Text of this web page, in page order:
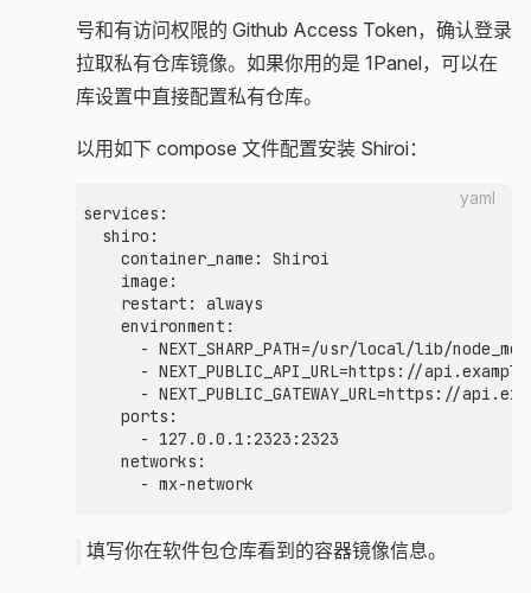
          fi
  build:
    name: Build artifact
    needs: check
if: ${{needs.check.outputs.canceled !=
    outputs:
sha_short: ${{
      branch: ${{ steps.store.outputs.branch }}
    steps:
      - uses: actions/checkout@v4
        with:
          repository: innei-dev/shiroi
          token: ${{ secrets.GH_PAT }}
          fetch-depth: 0
          lfs: true
      - name: Login to Registry
        uses: docker/login-action@v3
          registry: ghcr.io
          username: ${{ github.actor }}
输入账号和有访问权限的 Github Access Token，确认登录
后即可拉取私有仓库镜像。如果你用的是 1Panel，可以在
容器仓库设置中直接配置私有仓库。
你也可以用如下 compose 文件配置安装 Shiroi：
yaml
services:
  shiro:
    container_name: Shiroi
    image:
    restart: always
    environment:
- NEXT_SHARP_PATH=/usr/local/lib/
- NEXT_PUBLIC_API_URL=https://
- NEXT_PUBLIC_GATEWAY_URL=https://
    ports:
      - 127.0.0.1:2323:2323
    networks:
填写你在软件包仓库看到的容器镜像信息。